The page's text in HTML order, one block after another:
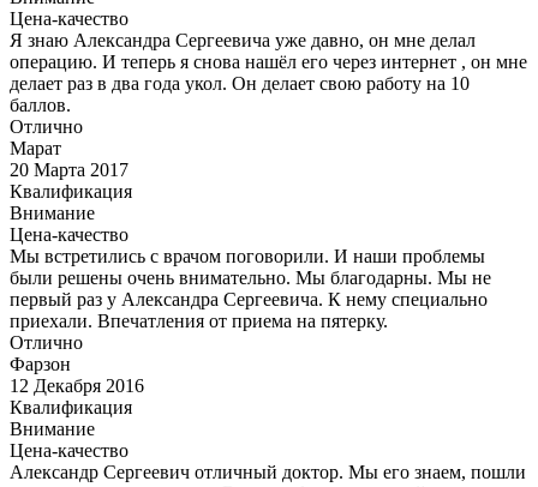
Цена-качество
Я знаю Александра Сергеевича уже давно, он мне делал
операцию. И теперь я снова нашёл его через интернет , он мне
делает раз в два года укол. Он делает свою работу на 10
баллов.
Отлично
Марат
20 Марта 2017
Квалификация
Внимание
Цена-качество
Мы встретились с врачом поговорили. И наши проблемы
были решены очень внимательно. Мы благодарны. Мы не
первый раз у Александра Сергеевича. К нему специально
приехали. Впечатления от приема на пятерку.
Отлично
Фарзон
12 Декабря 2016
Квалификация
Внимание
Цена-качество
Александр Сергеевич отличный доктор. Мы его знаем, пошли